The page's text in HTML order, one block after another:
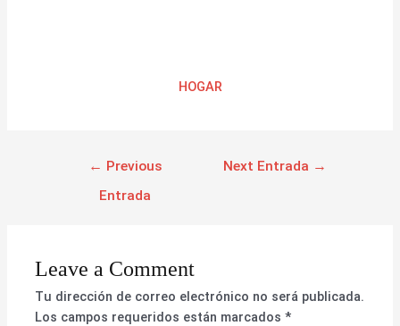
HOGAR
← Previous
Entrada
Next Entrada →
Leave a Comment
Tu dirección de correo electrónico no será publicada.
Los campos requeridos están marcados*